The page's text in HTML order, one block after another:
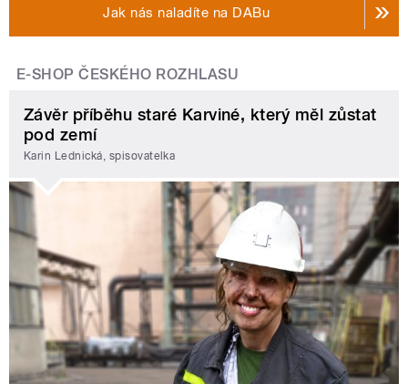
Jak nás naladíte na DABu
E-SHOP ČESKÉHO ROZHLASU
Závěr příběhu staré Karviné, který měl zůstat
pod zemí
Karin Lednická, spisovatelka